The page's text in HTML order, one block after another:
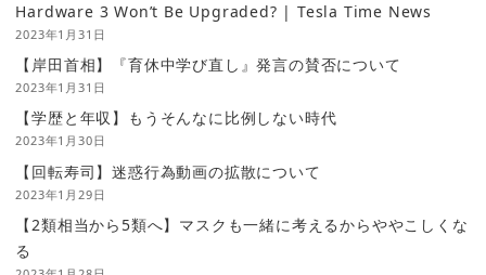
Hardware 3 Won’t Be Upgraded? | Tesla Time News
2023年1月31日
【岸田首相】『育休中学び直し』発言の賛否について
2023年1月31日
【学歴と年収】もうそんなに比例しない時代
2023年1月30日
【回転寿司】迷惑行為動画の拡散について
2023年1月29日
【2類相当から5類へ】マスクも一緒に考えるからややこしくな
る